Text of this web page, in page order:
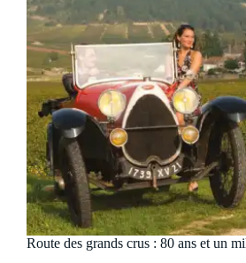
Route des grands crus : 80 ans et un